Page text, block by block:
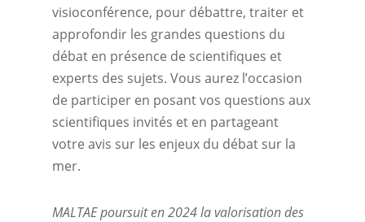
visioconférence, pour débattre, traiter et
approfondir les grandes questions du
débat en présence de scientifiques et
experts des sujets. Vous aurez l’occasion
de participer en posant vos questions aux
scientifiques invités et en partageant
votre avis sur les enjeux du débat sur la
mer.
MALTAE poursuit en 2024 la valorisation des